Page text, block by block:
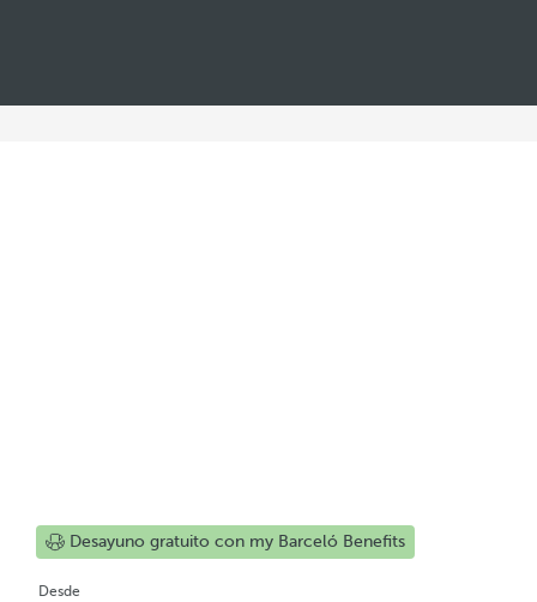
Desayuno gratuito con my Barceló Benefits
Desde